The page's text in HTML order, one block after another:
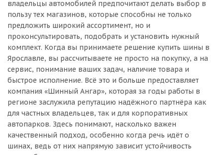
владельцы автомобилей предпочитают делать выбор в
пользу тех магазинов, которые способны не только
предложить широкий ассортимент, но и
проконсультировать, подобрать и установить нужный
комплект. Когда вы принимаете решение купить шины в
Ярославле, вы рассчитываете не просто на покупку, а на
сервис, понимание ваших задач, наличие товара и
быстрое исполнение. Всё это и больше предоставляет
компания «Шинный Ангар», которая за годы работы в
регионе заслужила репутацию надёжного партнёра как
для частных владельцев, так и для корпоративных
автопарков. Здесь понимают, насколько важен
качественный подход, особенно когда речь идёт о
шинах, ведь от них напрямую зависит устойчивость